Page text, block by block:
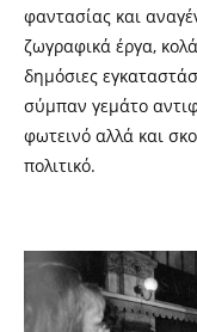
φαντασίας και
ζωγραφικά έργα,
δημόσιες
σύμπαν γεμάτο
φωτεινό αλλά και
πολιτικό.